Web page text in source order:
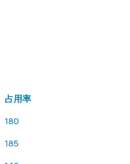
占用率
180
185